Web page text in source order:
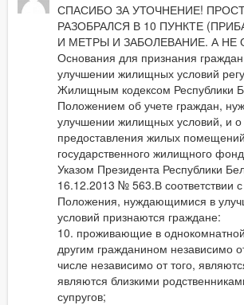
СПАСИБО ЗА УТОЧНЕНИЕ!
РАЗОБРАЛСЯ В 10 ПУНКТЕ
И МЕТРЫ И ЗАБОЛЕВАНИЕ. А НЕ
Основания для признания
улучшении жилищных условий
Жилищным кодексом Республики
Положением об учете граждан,
улучшении жилищных условий, и о
предоставления жилых помещений
государственного жилищного
Указом Президента Республики
16.12.2013 № 563.В соответствии
Положения, нуждающимися в
условий признаются граждане:
10. проживающие в
другим гражданином независимо
числе независимо от того,
являются близкими
супругов;